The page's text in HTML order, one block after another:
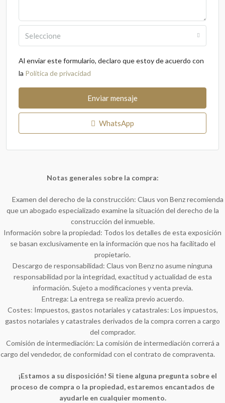
Seleccione
Al enviar este formulario, declaro que estoy de acuerdo con
la Política de privacidad
Enviar mensaje
WhatsApp
Notas generales sobre la compra:
Examen del derecho de la construcción: Claus von Benz recomienda
que un abogado especializado examine la situación del derecho de la
construcción del inmueble.
Información sobre la propiedad: Todos los detalles de esta exposición
se basan exclusivamente en la información que nos ha facilitado el
propietario.
Descargo de responsabilidad: Claus von Benz no asume ninguna
responsabilidad por la integridad, exactitud y actualidad de esta
información. Sujeto a modificaciones y venta previa.
Entrega: La entrega se realiza previo acuerdo.
Costes: Impuestos, gastos notariales y catastrales: Los impuestos,
gastos notariales y catastrales derivados de la compra corren a cargo
del comprador.
Comisión de intermediación: La comisión de intermediación correrá a
cargo del vendedor, de conformidad con el contrato de compraventa.
¡Estamos a su disposición! Si tiene alguna pregunta sobre el
proceso de compra o la propiedad, estaremos encantados de
ayudarle en cualquier momento.